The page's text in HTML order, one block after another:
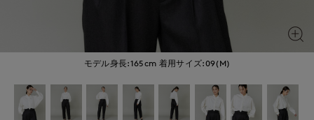
モデル身長:165cm 着用サイズ:09(M)